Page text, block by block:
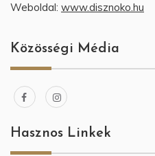
Weboldal: www.disznoko.hu
Közösségi Média
Hasznos Linkek